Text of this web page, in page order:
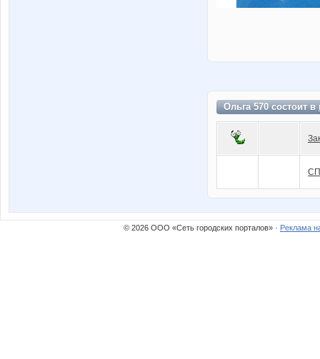
Ольга 570 состоит в
© 2026 ООО «Сеть городских порталов» · Реклама